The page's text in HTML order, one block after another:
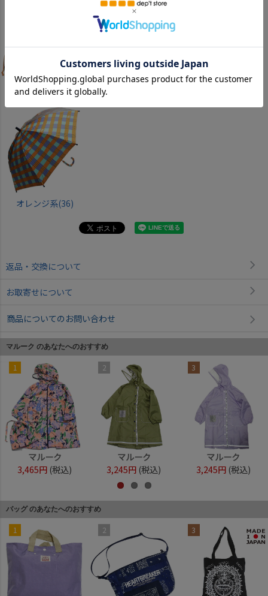
オレンジ系(36)
オレンジ系(36)
返品・交換について
お取寄せについて
商品についてのお問い合わせ
マルーク のあなたへのおすすめ
1
マルーク
3,465円 (税込)
2
マルーク
3,245円 (税込)
3
マルーク
3,245円 (税込)
バッグ のあなたへのおすすめ
1 2 3